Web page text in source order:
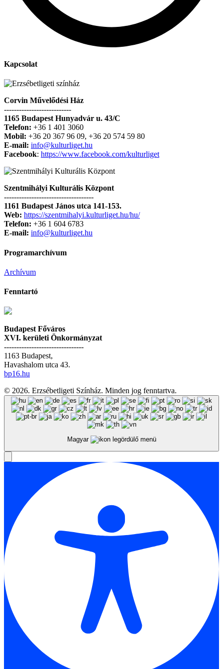
Kapcsolat
Corvin Művelődési Ház
---------------------------
1165 Budapest Hunyadvár u. 43/C
Telefon: +36 1 401 3060
Mobil: +36 20 367 96 09, +36 20 574 59 80
E-mail: info@kulturliget.hu
Facebook: https://www.facebook.com/kulturliget
Szentmihályi Kulturális Központ
------------------------------------
1161 Budapest János utca 141-153.
Web: https://szentmihalyi.kulturliget.hu/hu/
Telefon: +36 1 604 6783
E-mail: info@kulturliget.hu
Programarchívum
Archívum
Fenntartó
Budapest Főváros
XVI. kerületi Önkormányzat
--------------------------------
1163 Budapest,
Havashalom utca 43.
bp16.hu
© 2026. Erzsébetligeti Színház. Minden jog fenntartva.
Magyar